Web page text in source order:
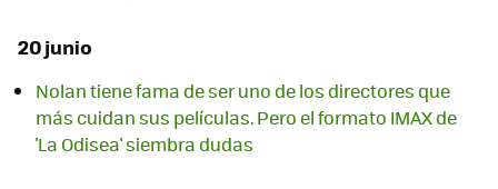
20 junio
Nolan tiene fama de ser uno de los directores que
más cuidan sus películas. Pero el formato IMAX de
'La Odisea' siembra dudas